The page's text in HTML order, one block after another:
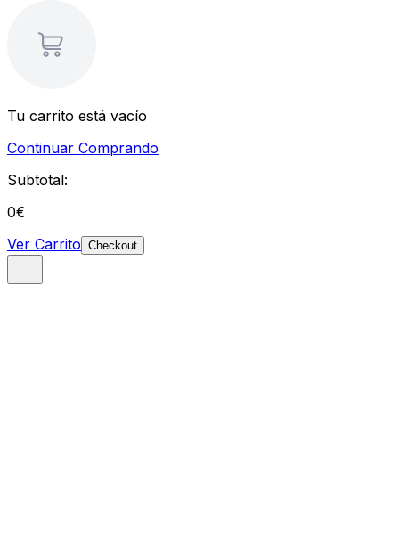
Tu carrito está vacío
Continuar Comprando
Subtotal:
0€
Ver Carrito Checkout